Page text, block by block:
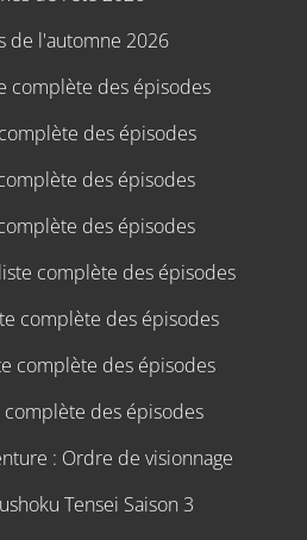
de l'automne 2026
complète des épisodes
des épisodes
des épisodes
des épisodes
complète des épisodes
complète des épisodes
complète des épisodes
complète des épisodes
: Ordre de visionnage
Tensei Saison 3